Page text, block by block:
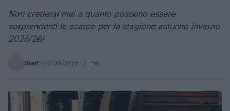
Non crederai mai a quanto possono essere
sorprendenti le scarpe per la stagione autunno inverno
2025/26!
Staff · 03/09/2025 · 2 min